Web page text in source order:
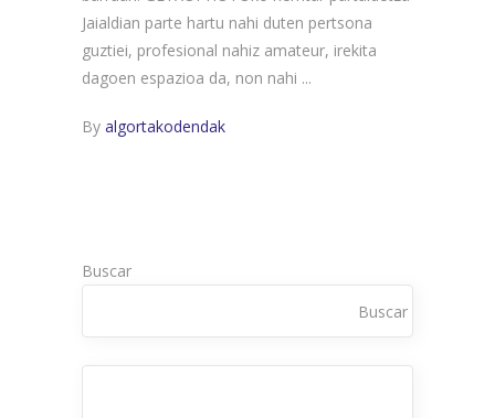
Jaialdian parte hartu nahi duten pertsona
guztiei, profesional nahiz amateur, irekita
dagoen espazioa da, non nahi
By algortakodendak
Buscar
Buscar